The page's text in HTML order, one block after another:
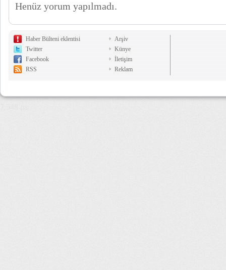
Henüz yorum yapılmadı.
Haber Bülteni eklentisi
Twitter
Facebook
RSS
Arşiv
Künye
İletişim
Reklam